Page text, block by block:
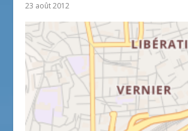
23 août 2012